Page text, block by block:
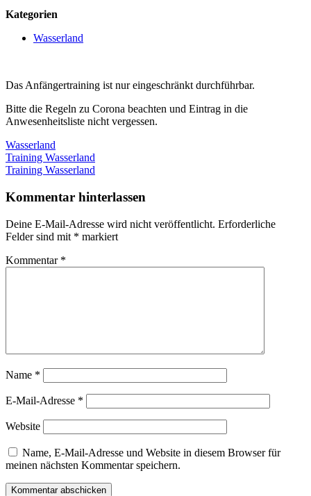
Kategorien
Wasserland
Das Anfängertraining ist nur eingeschränkt durchführbar.
Bitte die Regeln zu Corona beachten und Eintrag in die
Anwesenheitsliste nicht vergessen.
Wasserland
Beitragsnavigation
Vorheriger
Beitrag:
Training Wasserland
Nächster
Training Wasserland
Kommentar hinterlassen
Deine E-Mail-Adresse wird nicht veröffentlicht. Erforderliche
Felder sind mit * markiert
Kommentar *
Name *
E-Mail-Adresse *
Website
Name, E-Mail-Adresse und Website in diesem Browser für
meinen nächsten Kommentar speichern.